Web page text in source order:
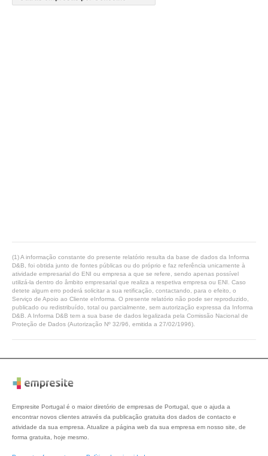
(1) A informação constante do presente relatório resulta da base de dados da Informa
D&B, foi obtida junto de fontes públicas ou do próprio e faz referência unicamente à
atividade empresarial do ENI ou empresa a que se refere, sendo apenas possível
utilizá-la dentro do âmbito empresarial que realiza a respetiva empresa ou ENI. Caso
detete algum erro poderá solicitar a sua retificação, contactando, para o efeito, o
Serviço de Apoio ao Cliente eInforma. O presente relatório não pode ser reproduzido,
publicado ou redistribuído, total ou parcialmente, sem autorização expressa da Informa
D&B. A Informa D&B tem a sua base de dados legalizada pela Comissão Nacional de
Proteção de Dados (Autorização Nº 32/96, emitida a 27/02/1996).
Empresite Portugal é o maior diretório de empresas de Portugal, que o ajuda a
encontrar novos clientes através da publicação gratuita dos dados de contacto e
atividade da sua empresa. Atualize a página web da sua empresa em nosso site, de
forma gratuita, hoje mesmo.